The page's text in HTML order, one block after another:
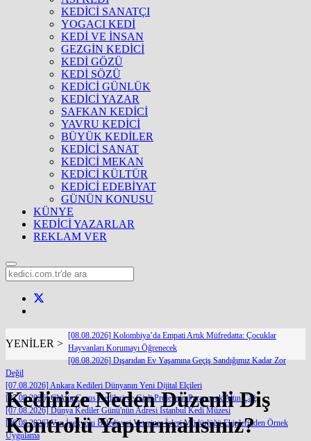
KEDİCİ SANATÇI
YOGACI KEDİ
KEDİ VE İNSAN
GEZGİN KEDİCİ
KEDİ GÖZÜ
KEDİ SÖZÜ
KEDİCİ GÜNLÜK
KEDİCİ YAZAR
SAFKAN KEDİCİ
YAVRU KEDİCİ
BÜYÜK KEDİLER
KEDİCİ SANAT
KEDİCİ MEKAN
KEDİCİ KÜLTÜR
KEDİCİ EDEBİYAT
GÜNÜN KONUSU
KÜNYE
KEDİCİ YAZARLAR
REKLAM VER
YENİLER >
[08.08.2026] Kolombiya’da Empati Artık Müfredatta: Çocuklar
Hayvanları Korumayı Öğrenecek
[08.08.2026] Dışarıdan Ev Yaşamına Geçiş Sandığımız Kadar Zor
Değil
[07.08.2026] Ankara Kedileri Dünyanın Yeni Dijital Elçileri
[07.08.2026] CIA’in Casus Kedileri ve Gizli Projelerin Paranoyak Altın Çağı
[07.08.2026] Dünya Kediler Günü'nün Adresi İstanbul Kedi Müzesi
[06.08.2026] Van İpekyolu Belediyesi Veteriner İşleri Müdürlüğü Ekiplerinden Örnek
Uygulama
Kedinize Neden Düzenli Diş
Kontrolü Yaptırmalısınız?